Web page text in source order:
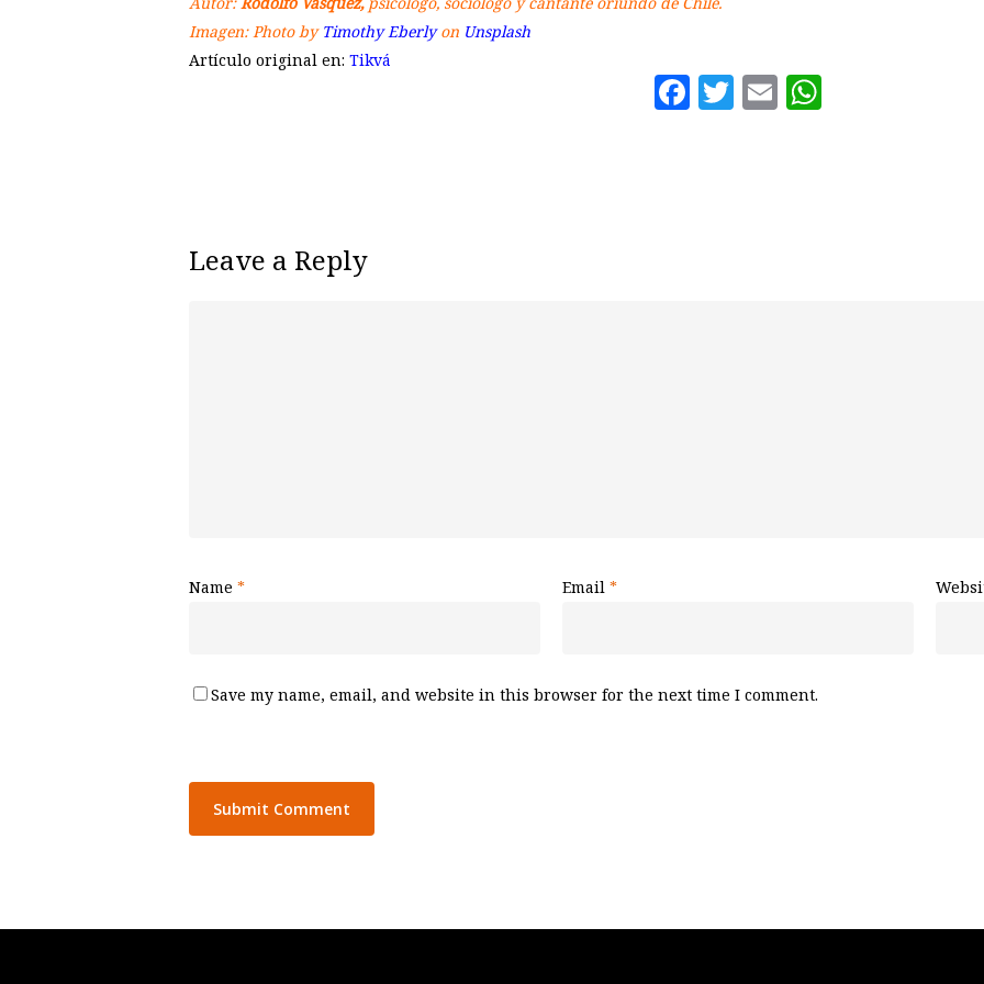
Imagen: Photo by Timothy Eberlyon Unsplash
Artículo original en: Tikvá
Facebook
Twitter
Email
Leave a Reply
Name * Email *
Save my name, email, and website in this browser for the next time I comment.